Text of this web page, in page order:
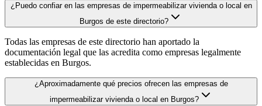
¿Puedo confiar en las empresas de impermeabilizar vivienda o local en
Burgos de este directorio?
Todas las empresas de este directorio han aportado la
documentación legal que las acredita como empresas legalmente
establecidas en Burgos.
¿Aproximadamente qué precios ofrecen las empresas de
impermeabilizar vivienda o local en Burgos?